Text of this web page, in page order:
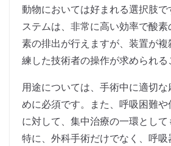
動物においては好まれる選択肢
ステムは、非常に高い効率で酸
素の排出が行えますが、装置が
練した技術者の操作が求められる
用途については、手術中に適切
めに必須です。また、呼吸困難
に対して、集中治療の一環として
特に、外科手術だけでなく、呼